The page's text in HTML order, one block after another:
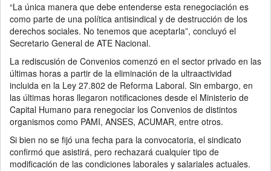
“La única manera que debe entenderse esta renegociación es
como parte de una política antisindical y de destrucción de los
derechos sociales. No tenemos que aceptarla”, concluyó el
Secretario General de ATE Nacional.
La rediscusión de Convenios comenzó en el sector privado en las
últimas horas a partir de la eliminación de la ultraactividad
incluida en la Ley 27.802 de Reforma Laboral. Sin embargo, en
las últimas horas llegaron notificaciones desde el Ministerio de
Capital Humano para renegociar los Convenios de distintos
organismos como PAMI, ANSES, ACUMAR, entre otros.
Si bien no se fijó una fecha para la convocatoria, el sindicato
confirmó que asistirá, pero rechazará cualquier tipo de
modificación de las condiciones laborales y salariales actuales.